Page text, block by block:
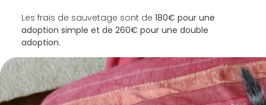
Les frais de sauvetage sont de 180€ pour une
adoption simple et de 260€ pour une double
adoption.